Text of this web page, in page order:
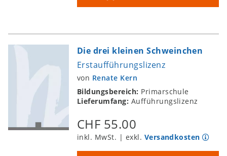
Die drei kleinen Schweinchen
Erstaufführungslizenz
von Renate Kern
Bildungsbereich: Primarschule
Lieferumfang: Aufführungslizenz
CHF 55.00
inkl. MwSt. | exkl. Versandkosten